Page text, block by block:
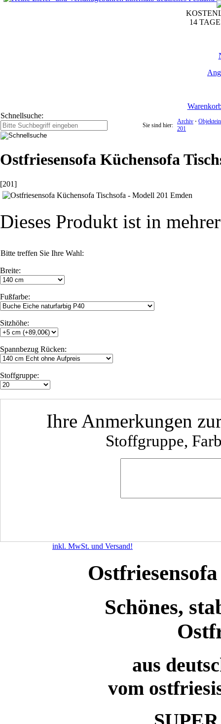
14
Schnellsuche:
Sie sind hier:
Archiv ⋅
201
Ostfriesensofa Küchensofa
[201]
Dieses Produkt ist in
Bitte treffen Sie Ihre Wahl:
Breite:
Fußfarbe:
Sitzhöhe:
Spannbezug Rücken:
Stoffgruppe:
Ihre Anmerkungen
Stoffgruppe,
inkl. MwSt. und Versand!
Schönes,
aus
vom